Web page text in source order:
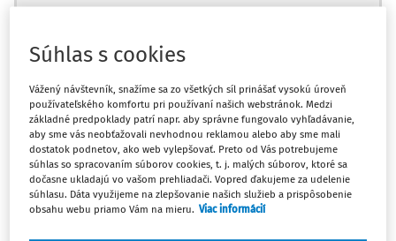
Ups, zatiaľ ste si prečítali len
začiatok...
Celý odborný obsah z tejto oblasti je
dostupný predplatiteľom portálu.
Súhlas s cookies
Vážený návštevník, snažíme sa zo všetkých síl prinášať vysokú úroveň
používateľského komfortu pri používaní našich webstránok. Medzi
základné predpoklady patrí napr. aby správne fungovalo vyhľadávanie,
aby sme vás neobťažovali nevhodnou reklamou alebo aby sme mali
dostatok podnetov, ako web vylepšovať. Preto od Vás potrebujeme
súhlas so spracovaním súborov cookies, t. j. malých súborov, ktoré sa
dočasne ukladajú vo vašom prehliadači. Vopred ďakujeme za udelenie
súhlasu. Dáta využijeme na zlepšovanie našich služieb a prispôsobenie
obsahu webu priamo Vám na mieru. Viac informácií